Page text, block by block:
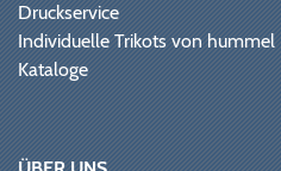
Druckservice
Individuelle Trikots von hummel
Kataloge